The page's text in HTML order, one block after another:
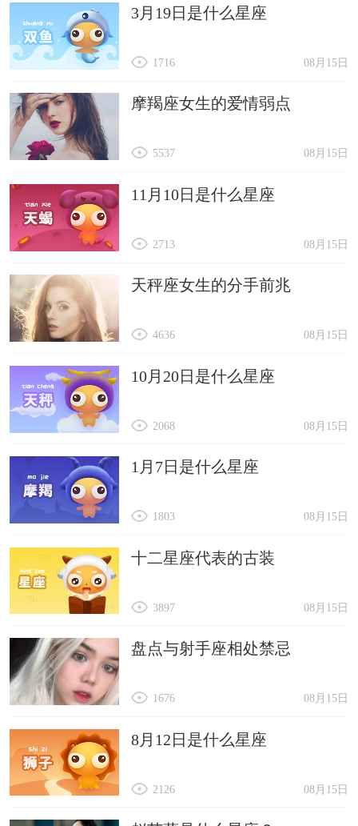
3月19日是什么星座
08月15日
1716
摩羯座女生的爱情弱点
08月15日
5537
11月10日是什么星座
08月15日
2713
天秤座女生的分手前兆
08月15日
4636
10月20日是什么星座
08月15日
2068
1月7日是什么星座
08月15日
1803
十二星座代表的古装
08月15日
3897
盘点与射手座相处禁忌
08月15日
1676
8月12日是什么星座
08月15日
2126